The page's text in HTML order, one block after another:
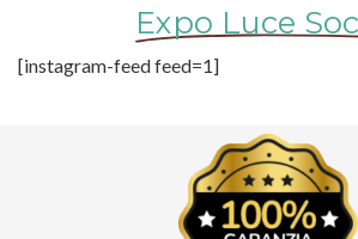
Expo Luce
[instagram-feed feed=1]